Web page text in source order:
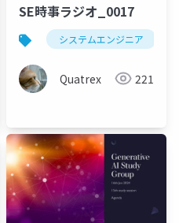
SE時事ラジオ_0017
システムエンジニア
Quatrex 221